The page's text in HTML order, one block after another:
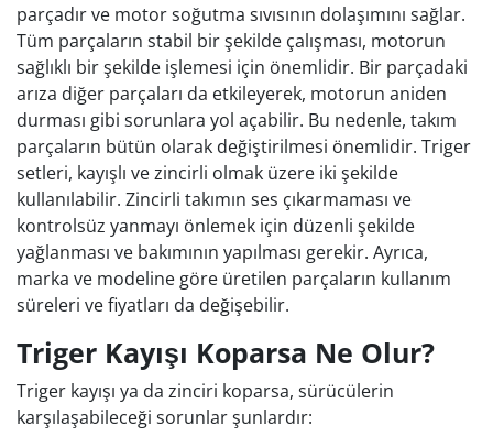
parçadır ve motor soğutma sıvısının dolaşımını sağlar.
Tüm parçaların stabil bir şekilde çalışması, motorun
sağlıklı bir şekilde işlemesi için önemlidir. Bir parçadaki
arıza diğer parçaları da etkileyerek, motorun aniden
durması gibi sorunlara yol açabilir. Bu nedenle, takım
parçaların bütün olarak değiştirilmesi önemlidir. Triger
setleri, kayışlı ve zincirli olmak üzere iki şekilde
kullanılabilir. Zincirli takımın ses çıkarmaması ve
kontrolsüz yanmayı önlemek için düzenli şekilde
yağlanması ve bakımının yapılması gerekir. Ayrıca,
marka ve modeline göre üretilen parçaların kullanım
süreleri ve fiyatları da değişebilir.
Triger Kayışı Koparsa Ne Olur?
Triger kayışı ya da zinciri koparsa, sürücülerin
karşılaşabileceği sorunlar şunlardır: